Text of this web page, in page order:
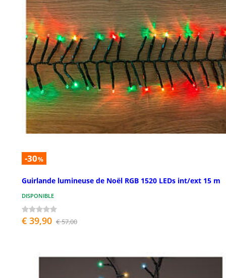
-30%
Guirlande lumineuse de Noël RGB 1520 LEDs int/ext 15 m
DISPONIBLE
€ 39,90 € 57,00